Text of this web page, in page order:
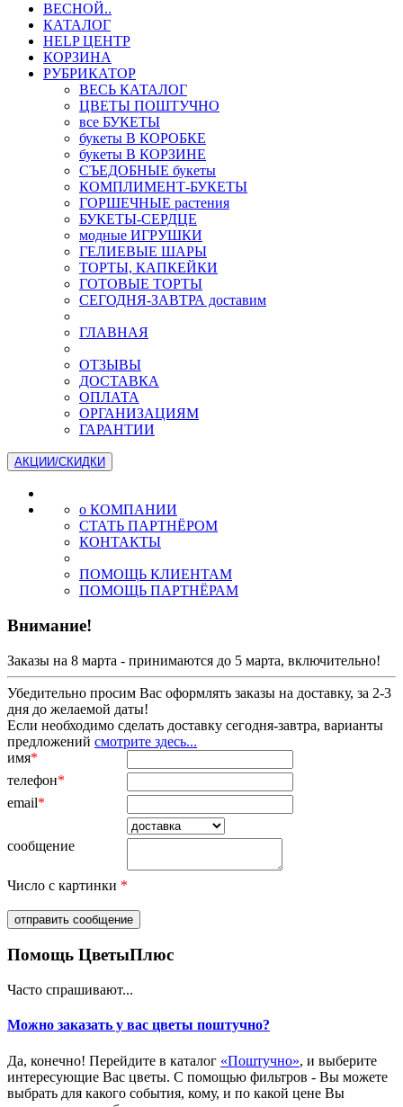
ВЕСНОЙ..
КАТАЛОГ
HELP ЦЕНТР
КОРЗИНА
РУБРИКАТОР
ВЕСЬ КАТАЛОГ
ЦВЕТЫ ПОШТУЧНО
все БУКЕТЫ
букеты В КОРОБКЕ
букеты В КОРЗИНЕ
СЪЕДОБНЫЕ букеты
КОМПЛИМЕНТ-БУКЕТЫ
ГОРШЕЧНЫЕ растения
БУКЕТЫ-СЕРДЦЕ
модные ИГРУШКИ
ГЕЛИЕВЫЕ ШАРЫ
ТОРТЫ, КАПКЕЙКИ
ГОТОВЫЕ ТОРТЫ
СЕГОДНЯ-ЗАВТРА доставим
ГЛАВНАЯ
ОТЗЫВЫ
ДОСТАВКА
ОПЛАТА
ОРГАНИЗАЦИЯМ
ГАРАНТИИ
АКЦИИ/СКИДКИ
о КОМПАНИИ
СТАТЬ ПАРТНЁРОМ
КОНТАКТЫ
ПОМОЩЬ КЛИЕНТАМ
ПОМОЩЬ ПАРТНЁРАМ
Внимание!
Заказы на 8 марта - принимаются до 5 марта, включительно!
Убедительно просим Вас оформлять заказы на доставку, за 2-3
дня до желаемой даты!
Если необходимо сделать доставку сегодня-завтра, варианты
предложений смотрите здесь...
имя*
телефон*
email*
сообщение
Число с картинки *
Помощь ЦветыПлюс
Часто спрашивают...
Можно заказать у вас цветы поштучно?
Да, конечно! Перейдите в каталог «Поштучно», и выберите
интересующие Вас цветы. С помощью фильтров - Вы можете
выбрать для какого события, кому, и по какой цене Вы